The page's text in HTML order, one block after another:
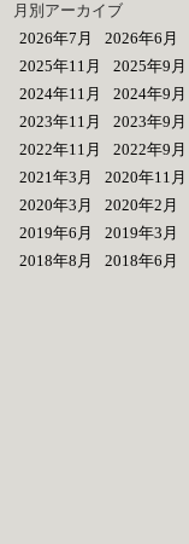
月別アーカイブ
2026年7月
2026年6月
2025年11月
2025年9月
2024年11月
2024年9月
2023年11月
2023年9月
2022年11月
2022年9月
2021年3月
2020年11月
2020年3月
2020年2月
2019年6月
2019年3月
2018年8月
2018年6月